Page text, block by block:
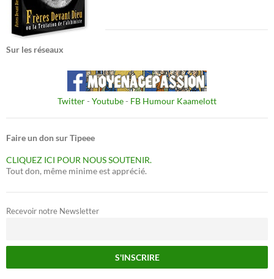
Sur les réseaux
Twitter- Youtube- FB Humour Kaamelott
Faire un don sur Tipeee
CLIQUEZ ICI POUR NOUS SOUTENIR.
Tout don, même minime est apprécié.
Recevoir notre Newsletter